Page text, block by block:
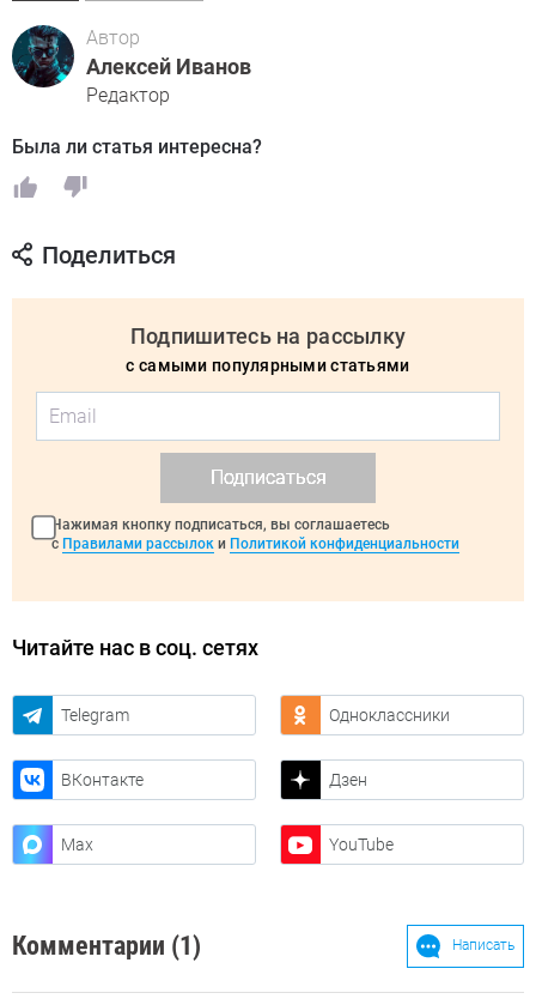
Автор
Алексей Иванов
Редактор
Была ли статья интересна?
Поделиться
Подпишитесь на рассылку
с самыми популярными статьями
Подписаться
Нажимая кнопку подписаться, вы соглашаетесь
с Правилами рассылок и Политикой конфиденциальности
Читайте нас в соц. сетях
Telegram Одноклассники
ВКонтакте Дзен
Max YouTube
Комментарии (1) Написать